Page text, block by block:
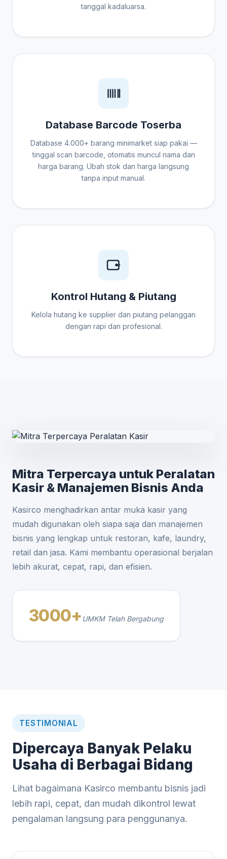
tanggal kadaluarsa.
Database Barcode Toserba
Database 4.000+ barang minimarket siap pakai —
tinggal scan barcode, otomatis muncul nama dan
harga barang. Ubah stok dan harga langsung
tanpa input manual.
Kontrol Hutang & Piutang
Kelola hutang ke supplier dan piutang pelanggan
dengan rapi dan profesional.
Mitra Terpercaya untuk Peralatan
Kasir & Manajemen Bisnis Anda
Kasirco menghadirkan antar muka kasir yang
mudah digunakan oleh siapa saja dan manajemen
bisnis yang lengkap untuk restoran, kafe, laundry,
retail dan jasa. Kami membantu operasional berjalan
lebih akurat, cepat, rapi, dan efisien.
3000+ UMKM Telah Bergabung
TESTIMONIAL
Dipercaya Banyak Pelaku
Usaha di Berbagai Bidang
Lihat bagaimana Kasirco membantu bisnis jadi
lebih rapi, cepat, dan mudah dikontrol lewat
pengalaman langsung para penggunanya.